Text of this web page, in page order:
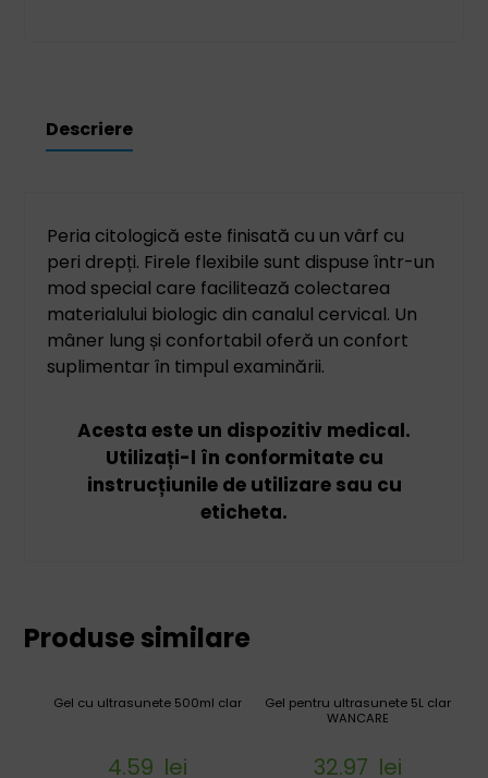
Descriere
Peria citologică este finisată cu un vârf cu
peri drepți. Firele flexibile sunt dispuse într-un
mod special care facilitează colectarea
materialului biologic din canalul cervical. Un
mâner lung și confortabil oferă un confort
suplimentar în timpul examinării.
Acesta este un dispozitiv medical.
Utilizați-l în conformitate cu
instrucțiunile de utilizare sau cu
eticheta.
Produse similare
Gel pentru ultrasunete 5L clar
WANCARE
32.97 lei
Gel cu ultrasunete 500ml clar
4.59 lei